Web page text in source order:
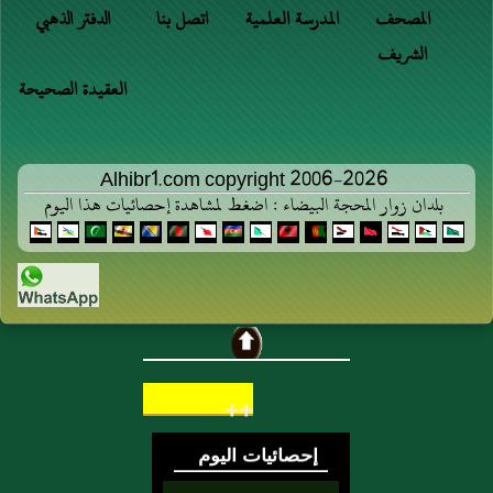
الدفتر الذهبي اتصل بنا المدرسة العلمية
المصحف
الشريف
العقيدة الصحيحة
Alhibr1.com copyright 2006-2026
بلدان زوار المحجة البيضاء : اضغط لمشاهدة إحصائيات هذا اليوم
++